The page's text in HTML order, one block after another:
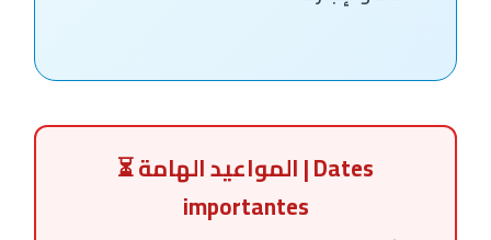
⏳ المواعيد الهامة | Dates
importantes